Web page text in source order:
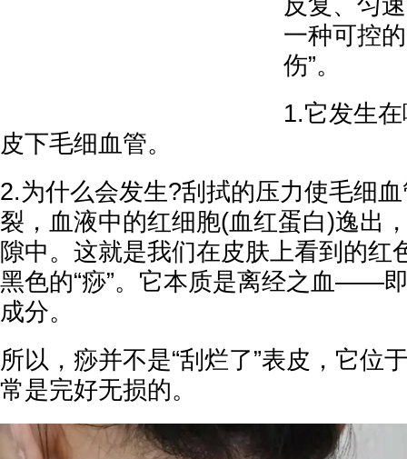
反复、匀
一种可控
伤”。
1.它发生
皮下毛细血管。
2.为什么会发生?刮拭的压力使毛细
裂，血液中的红细胞(血红蛋白)逸出
隙中。这就是我们在皮肤上看到的红
黑色的“痧”。它本质是离经之血——
成分。
所以，痧并不是“刮烂了”表皮，它位
常是完好无损的。